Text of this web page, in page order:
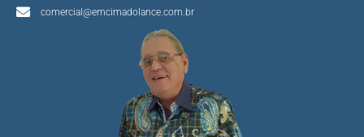
comercial@emcimadolance.com.br